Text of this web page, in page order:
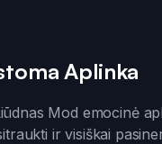
Aplinka
Mod emocinė
ir visiškai